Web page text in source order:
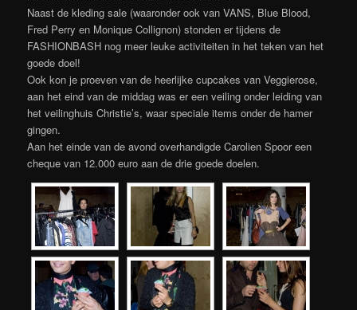
Naast de kleding sale (waaronder ook van VANS, Blue Blood,
Fred Perry en Monique Collignon) stonden er tijdens de
FASHIONBASH nog meer leuke activiteiten in het teken van het
goede doel!
Ook kon je proeven van de heerlijke cupcakes van Veggierose,
aan het eind van de middag was er een veiling onder leiding van
het veilinghuis Christie’s, waar speciale items onder de hamer
gingen.
Aan het einde van de avond overhandigde Carolien Spoor een
cheque van 12.000 euro aan de drie goede doelen.